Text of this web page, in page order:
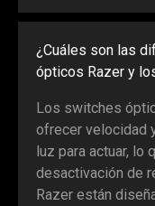
¿Cuáles son las
ópticos Razer y
Los switches
ofrecer velocidad
luz para actuar, lo
desactivación de
Razer están